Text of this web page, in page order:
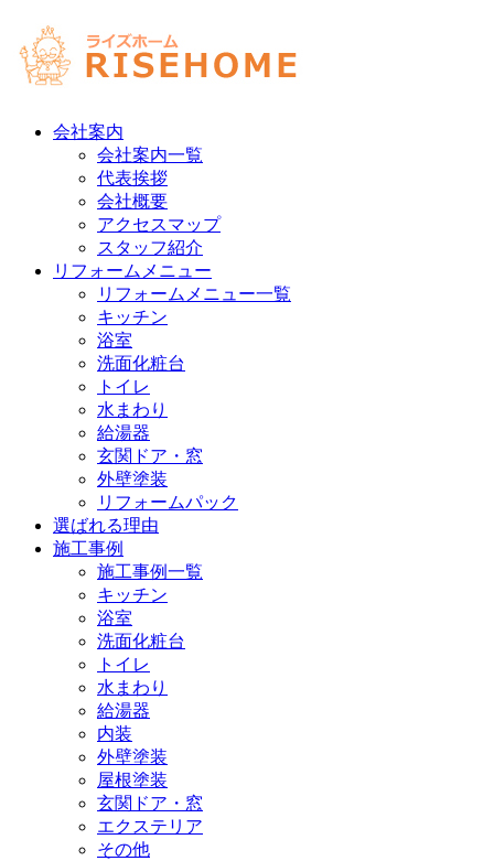
会社案内
会社案内一覧
代表挨拶
会社概要
アクセスマップ
スタッフ紹介
リフォームメニュー
リフォームメニュー一覧
キッチン
浴室
洗面化粧台
トイレ
水まわり
給湯器
玄関ドア・窓
外壁塗装
リフォームパック
選ばれる理由
施工事例
施工事例一覧
キッチン
浴室
洗面化粧台
トイレ
水まわり
給湯器
内装
外壁塗装
屋根塗装
玄関ドア・窓
エクステリア
その他